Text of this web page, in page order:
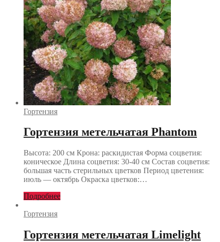
Гортензия
Гортензия метельчатая Phantom
Высота: 200 см Крона: раскидистая Форма соцветия:
коническое Длина соцветия: 30-40 см Состав соцветия:
большая часть стерильных цветков Период цветения:
июль — октябрь Окраска цветков:…
Подробнее
Гортензия
Гортензия метельчатая Limelight